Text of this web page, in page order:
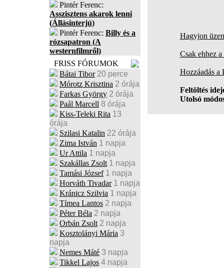
Pintér Ferenc:
Asszisztens akarok lenni
(Állásinterjú)
Pintér Ferenc: Billy és a
rózsapatron (A
westernfilmről)
FRISS FÓRUMOK
Bátai Tibor 20 perce
Mórotz Krisztina 2 órája
Farkas György 2 órája
Paál Marcell 8 órája
Kiss-Teleki Rita 13
órája
Szilasi Katalin 22 órája
Zima István 1 napja
Ur Attila 1 napja
Szakállas Zsolt 1 napja
Tamási József 1 napja
Horváth Tivadar 1 napja
Kránicz Szilvia 1 napja
Tímea Lantos 2 napja
Péter Béla 2 napja
Orbán Zsolt 2 napja
Kosztolányi Mária 3
napja
Nemes Máté 3 napja
Tikkel Lajos 4 napja
Hagyjon
Csak ehhez
Hozzáadás
Feltöltés
Utolsó